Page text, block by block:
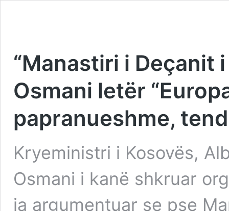
“Manastiri i Deçanit
Osmani letër
papranueshme,
Kryeministri i Kosovës,
Osmani i kanë shkruar
ia argumentuar se pse